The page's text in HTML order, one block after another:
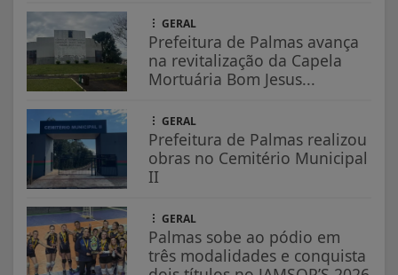
GERAL
Prefeitura de Palmas avança
na revitalização da Capela
Mortuária Bom Jesus...
GERAL
Prefeitura de Palmas realizou
obras no Cemitério Municipal
II
GERAL
Palmas sobe ao pódio em
três modalidades e conquista